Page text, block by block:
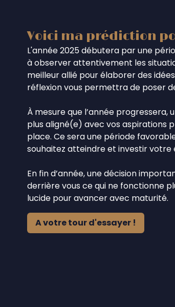
Voici ma prédiction
L'année 2025 débutera par une
à observer attentivement les
meilleur allié pour élaborer des
réflexion vous permettra de poser
À mesure que l’année progressera,
plus aligné(e) avec vos aspirations
place. Ce sera une période
souhaitez atteindre et investir votre
En fin d’année, une décision
derrière vous ce qui ne fonctionne
lucide pour avancer avec maturité.
A votre tour d'essayer !